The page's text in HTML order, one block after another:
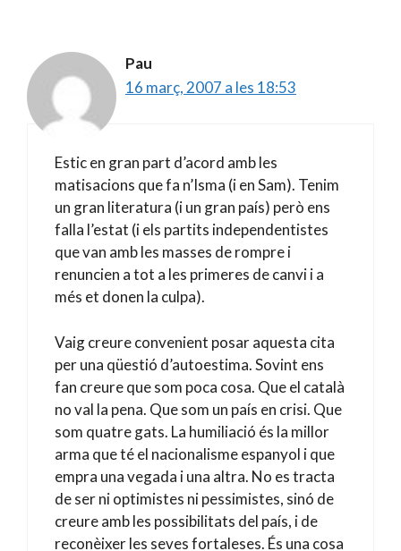
Pau
16 març, 2007 a les 18:53
Estic en gran part d’acord amb les
matisacions que fa n’Isma (i en Sam). Tenim
un gran literatura (i un gran país) però ens
falla l’estat (i els partits independentistes
que van amb les masses de rompre i
renuncien a tot a les primeres de canvi i a
més et donen la culpa).
Vaig creure convenient posar aquesta cita
per una qüestió d’autoestima. Sovint ens
fan creure que som poca cosa. Que el català
no val la pena. Que som un país en crisi. Que
som quatre gats. La humiliació és la millor
arma que té el nacionalisme espanyol i que
empra una vegada i una altra. No es tracta
de ser ni optimistes ni pessimistes, sinó de
creure amb les possibilitats del país, i de
reconèixer les seves fortaleses. És una cosa